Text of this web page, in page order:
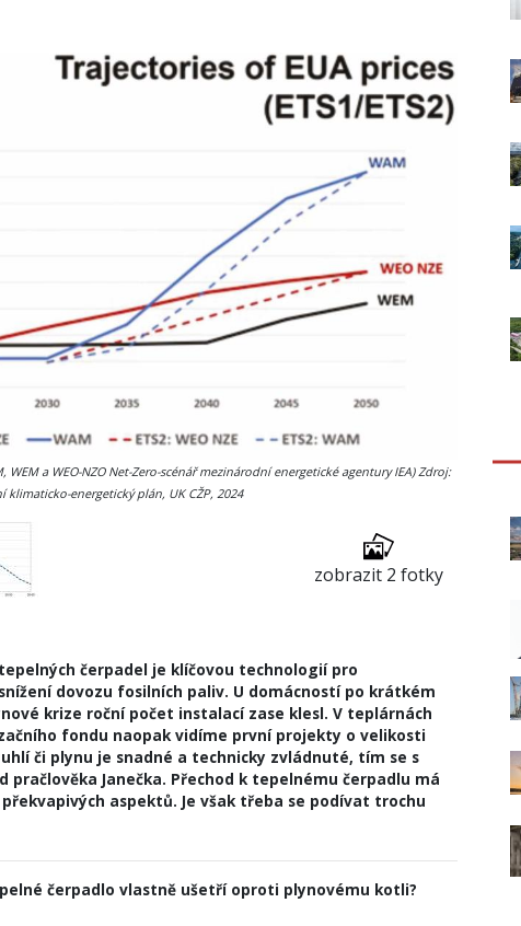
WEM a WEO-NZO Net-Zero-scénář mezinárodní energetické agentury IEA) Zdroj:
energetický plán, UK CŽP, 2024
zobrazit 2 fotky
čerpadel je klíčovou technologií pro
dovozu fosilních paliv. U domácností po krátkém
krize roční počet instalací zase klesl. V teplárnách
fondu naopak vidíme první projekty o velikosti
či plynu je snadné a technicky zvládnuté, tím se s
pračlověka Janečka. Přechod k tepelnému čerpadlu má
aspektů. Je však třeba se podívat trochu
čerpadlo vlastně ušetří oproti plynovému kotli?